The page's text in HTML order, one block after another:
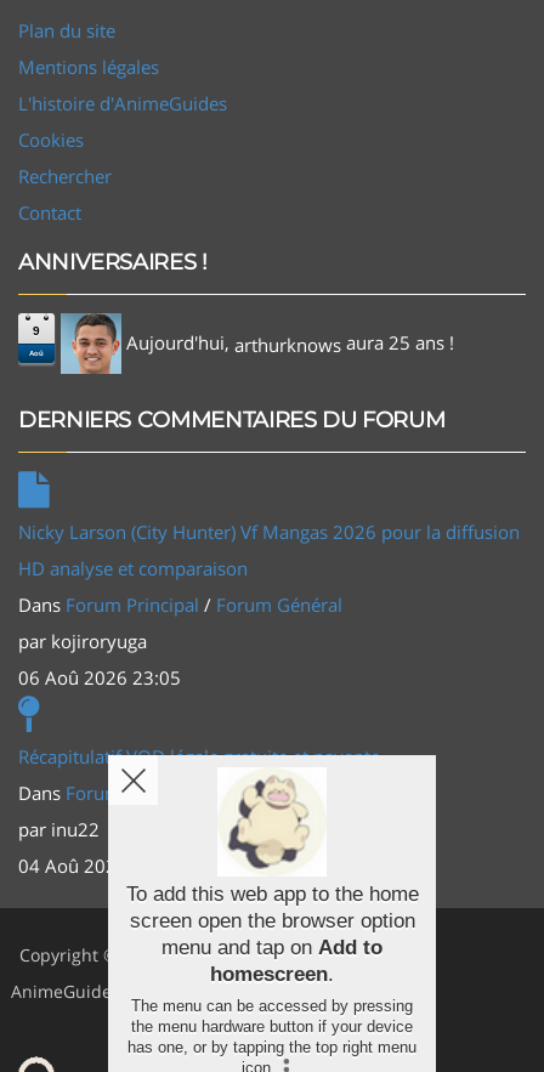
Plan du site
Mentions légales
L'histoire d'AnimeGuides
Cookies
Rechercher
Contact
ANNIVERSAIRES !
9
Aoû Aujourd'hui, arthurknows aura 25 ans !
DERNIERS COMMENTAIRES DU FORUM
Nicky Larson (City Hunter) Vf Mangas 2026 pour la diffusion
HD analyse et comparaison
Dans Forum Principal / Forum Général
par kojiroryuga
06 Aoû 2026 23:05
Récapitulatif VOD légale gratuite et payante
Dans Forum Principal
Actus (TV, vidéo, web)
par inu22
04 Aoû 2026 20:30
Copyright ©
AnimeGuides
Facebook
Youtube
Twitter
To add this web app to the home
screen open the browser option
menu and tap on Add to
homescreen.
The menu can be accessed by pressing
the menu hardware button if your device
has one, or by tapping the top right menu
icon